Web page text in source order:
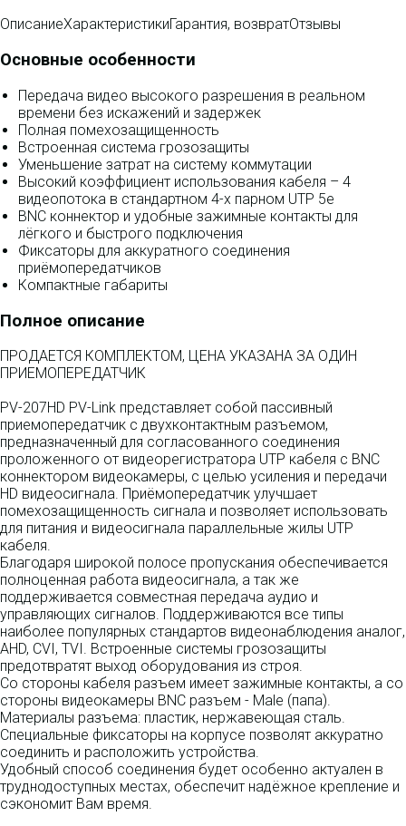
ОписаниеХарактеристикиГарантия, возвратОтзывы
Основные особенности
Передача видео высокого разрешения в реальном
времени без искажений и задержек
Полная помехозащищенность
Встроенная система грозозащиты
Уменьшение затрат на систему коммутации
Высокий коэффициент использования кабеля – 4
видеопотока в стандартном 4-х парном UTP 5e
BNC коннектор и удобные зажимные контакты для
лёгкого и быстрого подключения
Фиксаторы для аккуратного соединения
приёмопередатчиков
Компактные габариты
Полное описание
ПРОДАЕТСЯ КОМПЛЕКТОМ, ЦЕНА УКАЗАНА ЗА ОДИН
ПРИЕМОПЕРЕДАТЧИК
PV-207HD PV-Link представляет собой пассивный
приемопередатчик с двухконтактным разъемом,
предназначенный для согласованного соединения
проложенного от видеорегистратора UTP кабеля с BNC
коннектором видеокамеры, с целью усиления и передачи
HD видеосигнала. Приёмопередатчик улучшает
помехозащищенность сигнала и позволяет использовать
для питания и видеосигнала параллельные жилы UTP
кабеля.
Благодаря широкой полосе пропускания обеспечивается
полноценная работа видеосигнала, а так же
поддерживается совместная передача аудио и
управляющих сигналов. Поддерживаются все типы
наиболее популярных стандартов видеонаблюдения аналог,
AHD, CVI, TVI. Встроенные системы грозозащиты
предотвратят выход оборудования из строя.
Со стороны кабеля разъем имеет зажимные контакты, а со
стороны видеокамеры BNC разъем - Male (папа).
Материалы разъема: пластик, нержавеющая сталь.
Специальные фиксаторы на корпусе позволят аккуратно
соединить и расположить устройства.
Удобный способ соединения будет особенно актуален в
труднодоступных местах, обеспечит надёжное крепление и
сэкономит Вам время.